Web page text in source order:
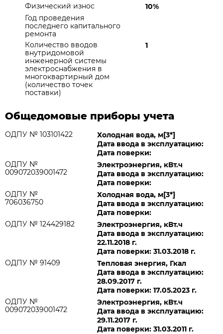
Физический износ
10%
Год проведения
последнего капитального
ремонта
Количество вводов
внутридомовой
инженерной системы
электроснабжения в
многоквартирный дом
(количество точек
поставки)
1
Общедомовые приборы учета
ОДПУ № 103101422
Холодная вода, м[3*]
Дата ввода в эксплуатацию:
Дата поверки:
ОДПУ №
009072039001472
Электроэнергия, кВт.ч
Дата ввода в эксплуатацию:
Дата поверки:
ОДПУ №
706036750
Холодная вода, м[3*]
Дата ввода в эксплуатацию:
Дата поверки:
ОДПУ № 124429182
Электроэнергия, кВт.ч
Дата ввода в эксплуатацию:
22.11.2018 г.
Дата поверки: 31.03.2018 г.
ОДПУ № 91409
Тепловая энергия, Гкал
Дата ввода в эксплуатацию:
28.09.2017 г.
Дата поверки: 17.05.2023 г.
ОДПУ №
009072039001472
Электроэнергия, кВт.ч
Дата ввода в эксплуатацию:
29.11.2017 г.
Дата поверки: 31.03.2011 г.